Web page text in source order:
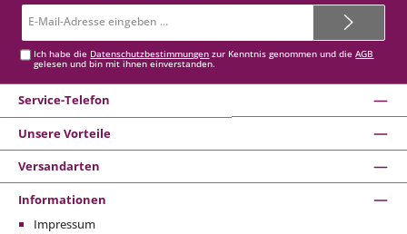
Mail-
Ich habe die Datenschutzbestimmungen zur Kenntnis genommen und dieAGB
gelesen und bin mit ihnen einverstanden.
Service-Telefon
Unsere Vorteile
Versandarten
Informationen
Impressum